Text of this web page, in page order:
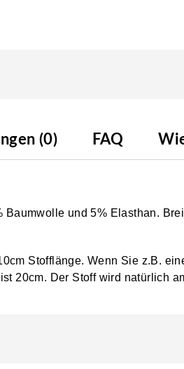
(0) FAQ
und 5% Elasthan.
Stofflänge. Wenn Sie z.B.
20cm. Der Stoff wird natürlich